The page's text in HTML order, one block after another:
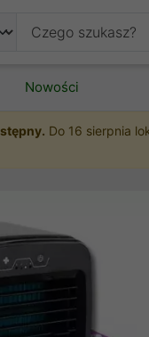
Nowości
Do 16 sierpnia